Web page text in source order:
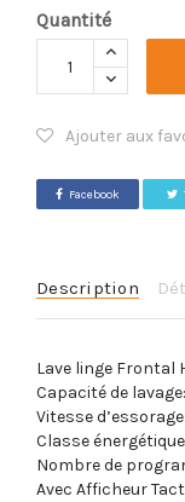
Quantité
Ajouter aux
Facebook
Description
Lave linge Frontal
Capacité de
Vitesse
Classe
Nombre de
Avec Afficheur